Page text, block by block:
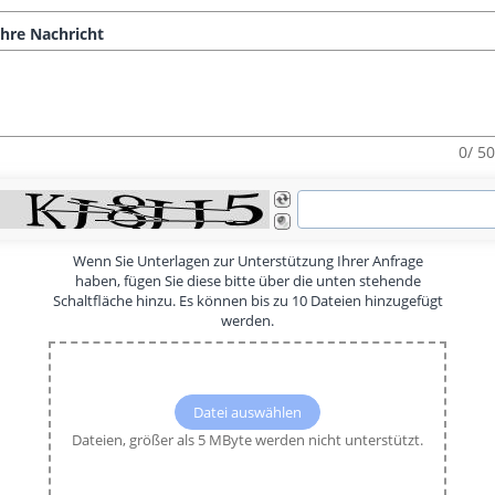
Nachricht
0/
Wenn Sie Unterlagen zur Unterstützung Ihrer Anfrage
haben, fügen Sie diese bitte über die unten stehende
Schaltfläche hinzu. Es können bis zu 10 Dateien hinzugefügt
werden.
Datei auswählen
Dateien, größer als 5 MByte werden nicht unterstützt.